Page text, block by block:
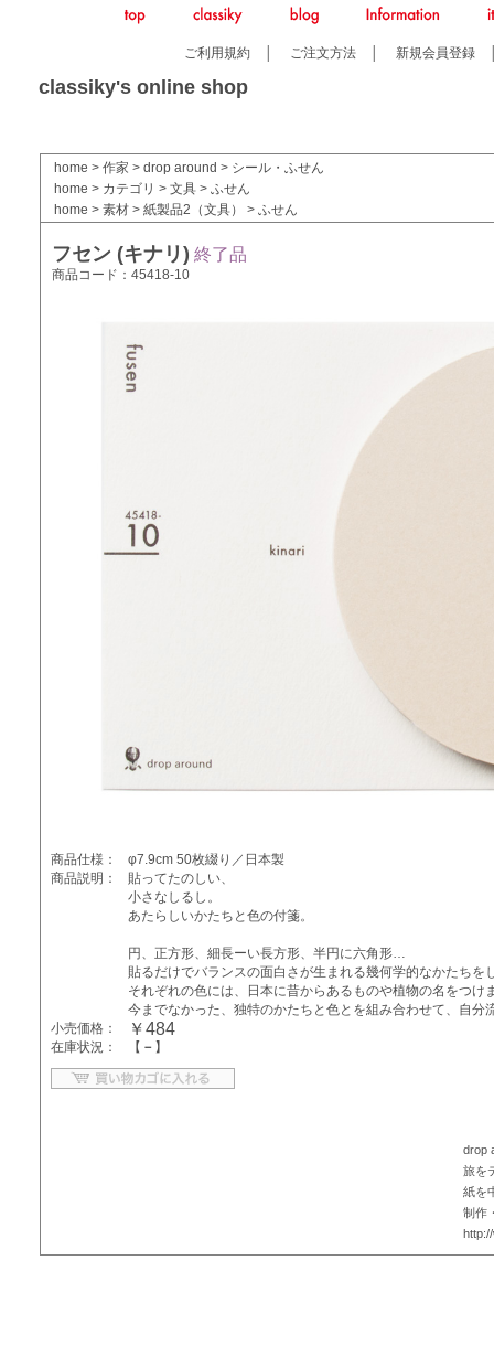
ご利用規約 ご注文方法 新規会員登録
classiky's online shop
home > 作家 > drop around > シール・ふせん
home > カテゴリ > 文具 > ふせん
home > 素材 > 紙製品2（文具） > ふせん
フセン (キナリ) 終了品
商品コード：45418-10
商品仕様：
φ7.9cm 50枚綴り／日本製
商品説明：
貼ってたのしい、
小さなしるし。
あたらしいかたちと色の付箋。
円、正方形、細長ーい長方形、半円に六角形…
貼るだけでバランスの面白さが生まれる幾何学的なかたちを
それぞれの色には、日本に昔からあるものや植物の名をつけ
今までなかった、独特のかたちと色とを組み合わせて、自分
小売価格：
￥484
在庫状況： 【 － 】
drop
旅を
紙を
制作